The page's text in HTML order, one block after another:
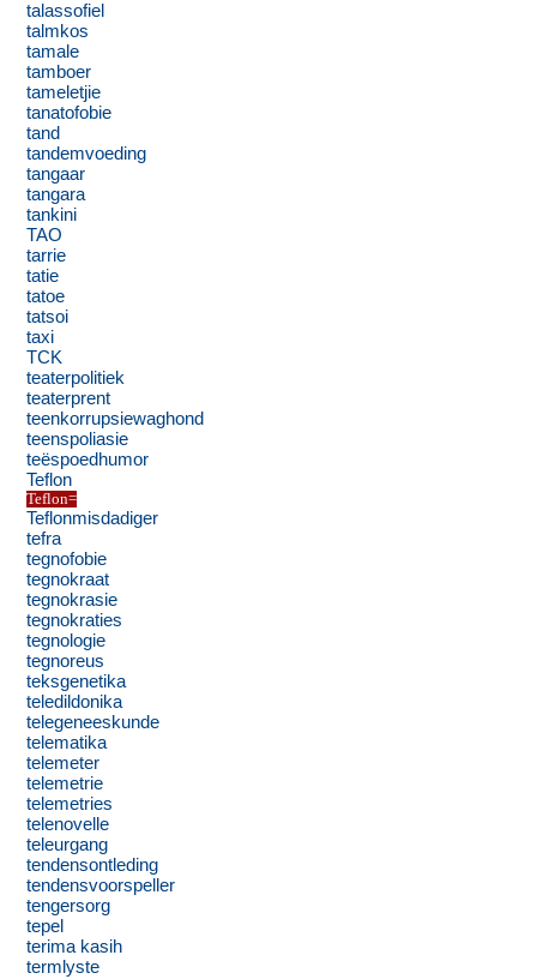
talassofiel
talmkos
tamale
tamboer
tameletjie
tanatofobie
tand
tandemvoeding
tangaar
tangara
tankini
TAO
tarrie
tatie
tatoe
tatsoi
taxi
TCK
teaterpolitiek
teaterprent
teenkorrupsiewaghond
teenspoliasie
teëspoedhumor
Teflon
Teflon=
Teflonmisdadiger
tefra
tegnofobie
tegnokraat
tegnokrasie
tegnokraties
tegnologie
tegnoreus
teksgenetika
teledildonika
telegeneeskunde
telematika
telemeter
telemetrie
telemetries
telenovelle
teleurgang
tendensontleding
tendensvoorspeller
tengersorg
tepel
terima kasih
termlyste